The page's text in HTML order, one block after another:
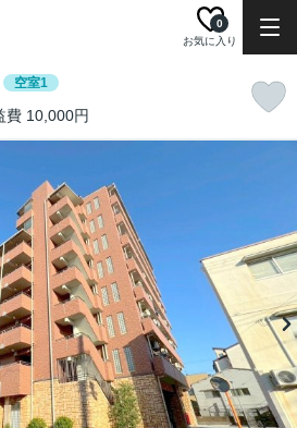
お気に入り
0
空室1
費 10,000円